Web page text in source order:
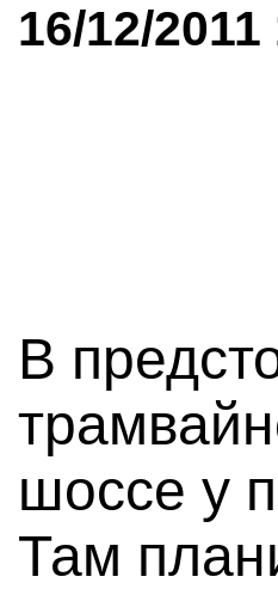
16/12/2011
В
шоссе у
Там